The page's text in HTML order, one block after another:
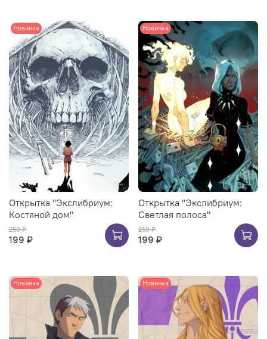
Новинка
Открытка "Экслибриум:
Костяной дом"
250 ₽
199 ₽
Новинка
Открытка "Экслибриум:
Светлая полоса"
250 ₽
199 ₽
Новинка Новинка